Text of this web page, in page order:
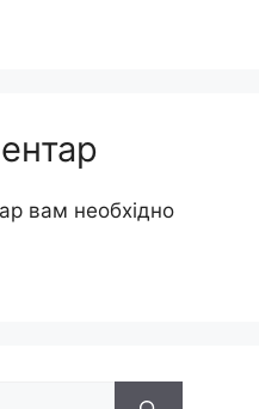
вам необхідно